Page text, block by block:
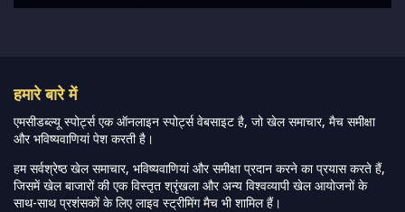
हमारे बारे में
एमसीडब्ल्यू स्पोर्ट्स एक ऑनलाइन स्पोर्ट्स वेबसाइट है, जो खेल समाचार, मैच समीक्षा
और भविष्यवाणियां पेश करती है।
हम सर्वश्रेष्ठ खेल समाचार, भविष्यवाणियां और समीक्षा प्रदान करने का प्रयास करते हैं,
जिसमें खेल बाजारों की एक विस्तृत श्रृंखला और अन्य विश्वव्यापी खेल आयोजनों के
साथ-साथ प्रशंसकों के लिए लाइव स्ट्रीमिंग मैच भी शामिल हैं।